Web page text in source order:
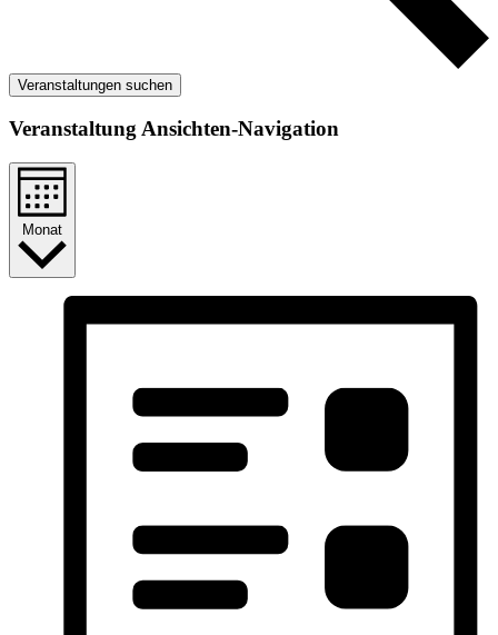
Veranstaltungen suchen
Veranstaltung Ansichten-Navigation
Monat